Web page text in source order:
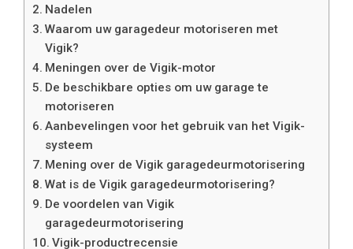
Nadelen
Waarom uw garagedeur motoriseren met
Vigik?
Meningen over de Vigik-motor
De beschikbare opties om uw garage te
motoriseren
Aanbevelingen voor het gebruik van het Vigik-
systeem
Mening over de Vigik garagedeurmotorisering
Wat is de Vigik garagedeurmotorisering?
De voordelen van Vigik
garagedeurmotorisering
Vigik-productrecensie